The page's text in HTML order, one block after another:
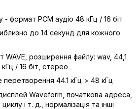
формат PCM аудіо 48 кГц / 16 біт
до 14 секунд для кожного
WAVE, розширення файлу: wav, 44,1
/ 16 біт, стерео
44.1 кГц > 48 кГц
Waveform, початкова адреса,
і т. д., нормалізація та інші